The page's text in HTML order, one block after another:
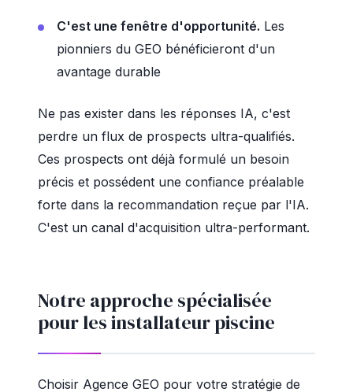
C'est une fenêtre d'opportunité. Les
pionniers du GEO bénéficieront d'un
avantage durable
Ne pas exister dans les réponses IA, c'est
perdre un flux de prospects ultra-qualifiés.
Ces prospects ont déjà formulé un besoin
précis et possédent une confiance préalable
forte dans la recommandation reçue par l'IA.
C'est un canal d'acquisition ultra-performant.
Notre approche spécialisée
pour les installateur piscine
Choisir Agence GEO pour votre stratégie de